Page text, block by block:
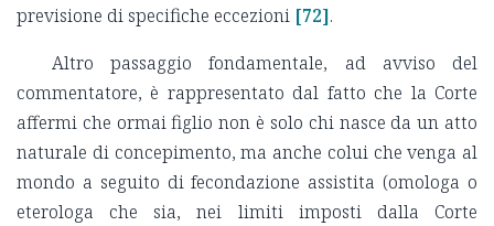
previsione di specifiche eccezioni [72].
Altro passaggio fondamentale, ad avviso del
commentatore, è rappresentato dal fatto che la Corte
affermi che ormai figlio non è solo chi nasce da un atto
naturale di concepimento, ma anche colui che venga al
mondo a seguito di fecondazione assistita (omologa o
eterologa che sia, nei limiti imposti dalla Corte